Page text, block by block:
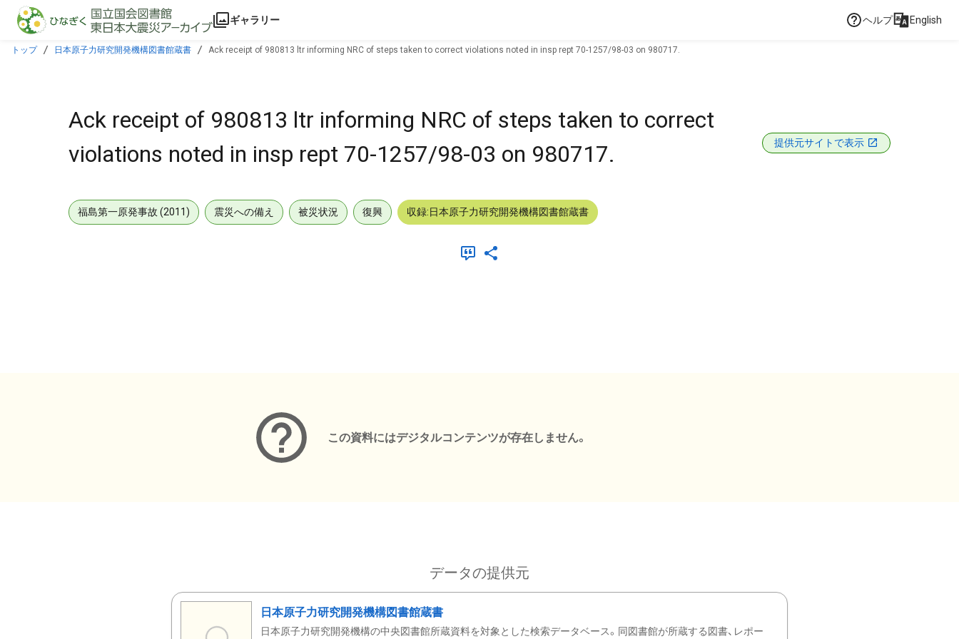
本文に飛ぶ
ギャラリー ヘルプ English
トップ 日本原子力研究開発機構図書館蔵書 Ack receipt of 980813 ltr informing NRC of steps taken to correct violations noted in insp rept 70-1257/98-03 on 980717.
Ack receipt of 980813 ltr informing NRC of steps taken to correct
violations noted in insp rept 70-1257/98-03 on 980717.
提供元サイトで表示
福島第一原発事故 (2011) 震災への備え 被災状況 復興 収録:日本原子力研究開発機構図書館蔵書
この資料にはデジタルコンテンツが存在しません。
データの提供元
日本原子力研究開発機構図書館蔵書
日本原子力研究開発機構の中央図書館所蔵資料を対象とした検索データベース。同図書館が所蔵する図書、レポー